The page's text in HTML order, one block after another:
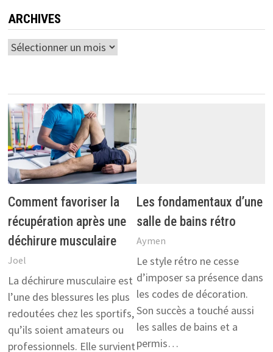
ARCHIVES
Archives
Comment favoriser la
récupération après une
déchirure musculaire
Joel
La déchirure musculaire est
l’une des blessures les plus
redoutées chez les sportifs,
qu’ils soient amateurs ou
professionnels. Elle survient
Les fondamentaux d’une
salle de bains rétro
Aymen
Le style rétro ne cesse
d’imposer sa présence dans
les codes de décoration.
Son succès a touché aussi
les salles de bains et a
permis…